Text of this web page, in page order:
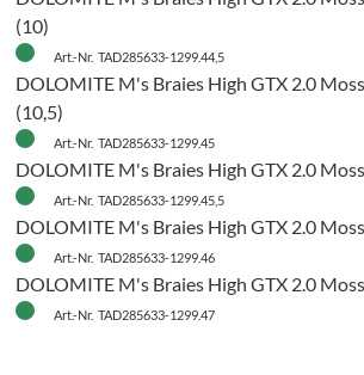
(10)
Art.-Nr. TAD285633-1299.44,5
DOLOMITE M's Braies High GTX 2.0
(10,5)
Art.-Nr. TAD285633-1299.45
DOLOMITE M's Braies High GTX 2.0
Art.-Nr. TAD285633-1299.45,5
DOLOMITE M's Braies High GTX 2.0
Art.-Nr. TAD285633-1299.46
DOLOMITE M's Braies High GTX 2.0
Art.-Nr. TAD285633-1299.47